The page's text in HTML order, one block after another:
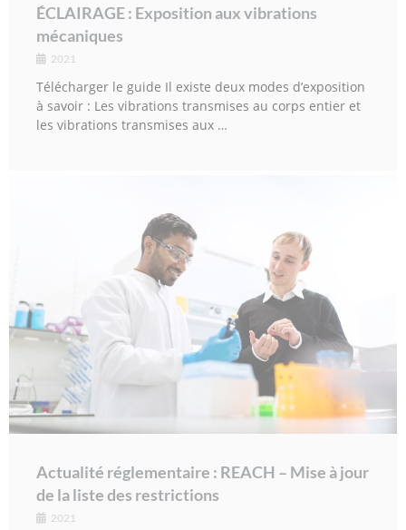
ÉCLAIRAGE : Exposition aux vibrations
mécaniques
2021
Télécharger le guide Il existe deux modes d’exposition
à savoir : Les vibrations transmises au corps entier et
les vibrations transmises aux …
Actualité réglementaire : REACH – Mise à jour
de la liste des restrictions
2021